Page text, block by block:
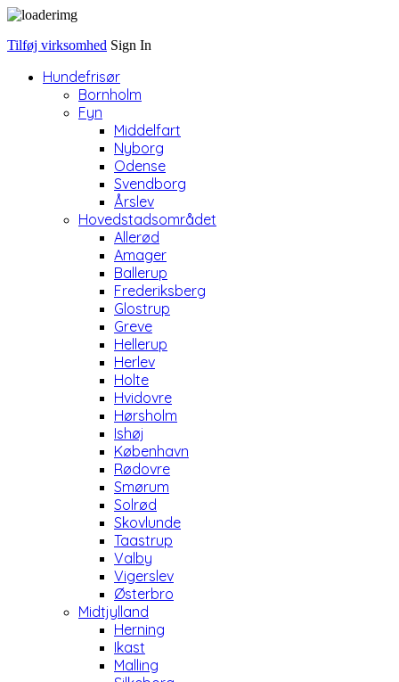
Tilføj virksomhed Sign In
Hundefrisør
Bornholm
Fyn
Middelfart
Nyborg
Odense
Svendborg
Årslev
Hovedstadsområdet
Allerød
Amager
Ballerup
Frederiksberg
Glostrup
Greve
Hellerup
Herlev
Holte
Hvidovre
Hørsholm
Ishøj
København
Rødovre
Smørum
Solrød
Skovlunde
Taastrup
Valby
Vigerslev
Østerbro
Midtjylland
Herning
Ikast
Malling